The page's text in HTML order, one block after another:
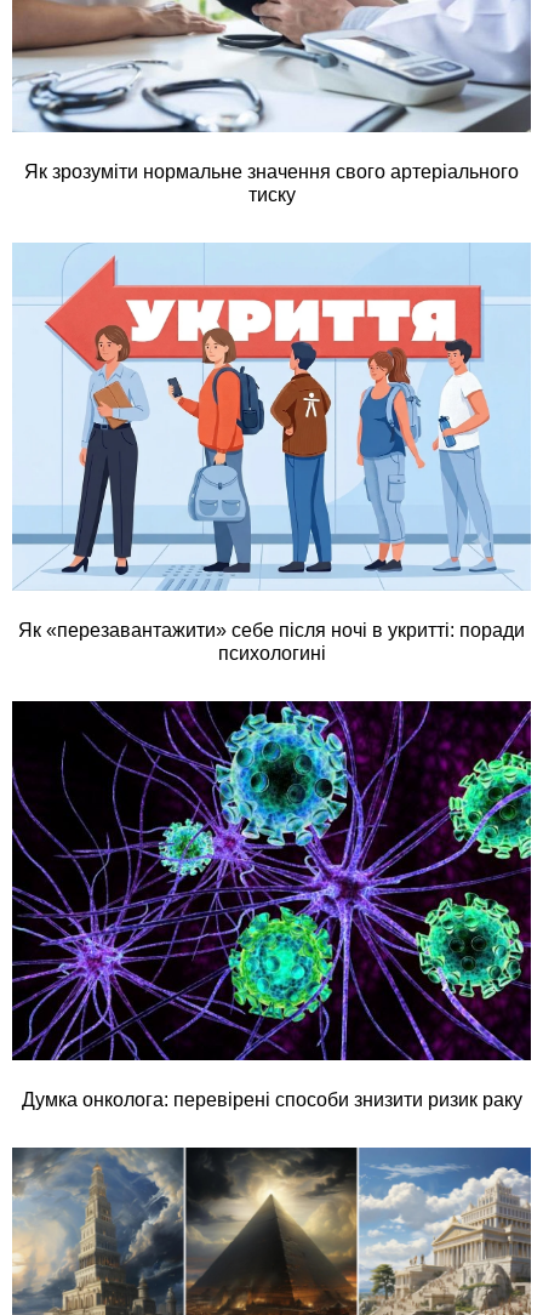
Як зрозуміти нормальне значення свого артеріального
тиску
Як «перезавантажити» себе після ночі в укритті: поради
психологині
Думка онколога: перевірені способи знизити ризик раку